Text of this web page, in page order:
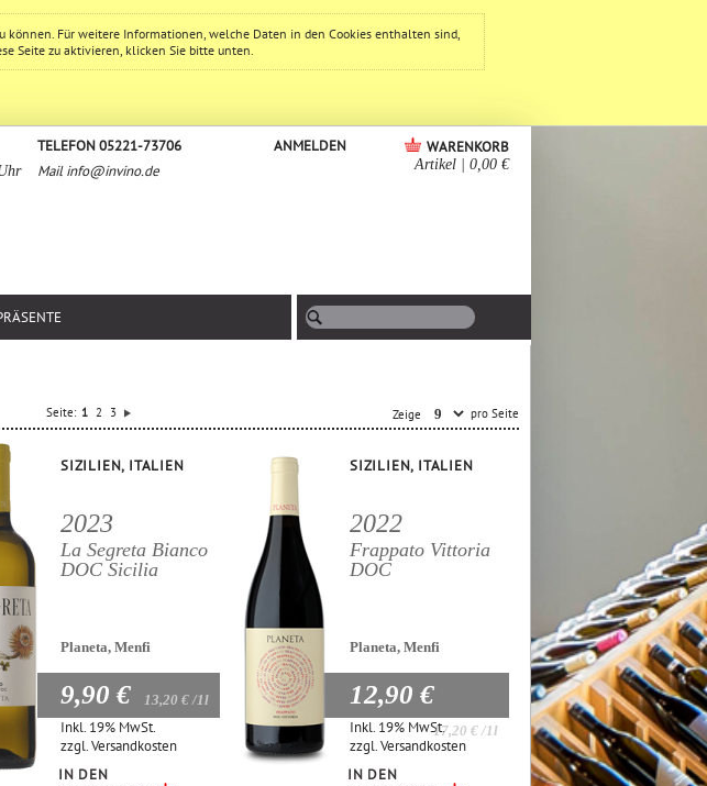
können. Für weitere Informationen, welche Daten in den Cookies enthalten sind,
Seite zu aktivieren, klicken Sie bitte unten.
TELEFON 05221-73706
Mailinfo@invino.de
WARENKORB
Artikel 0,00 €
ANMELDEN
Zeige pro Seite
Seite: 1 2 3
SIZILIEN, ITALIEN
2023
La Segreta Bianco
DOC Sicilia
Planeta, Menfi
9,90 € 13,20 € /1l
Inkl. 19% MwSt.
zzgl.Versandkosten
IN DEN
SIZILIEN, ITALIEN
2022
Frappato Vittoria
DOC
Planeta, Menfi
12,90 €
17,20 € /1l
Inkl. 19% MwSt.
zzgl.Versandkosten
IN DEN